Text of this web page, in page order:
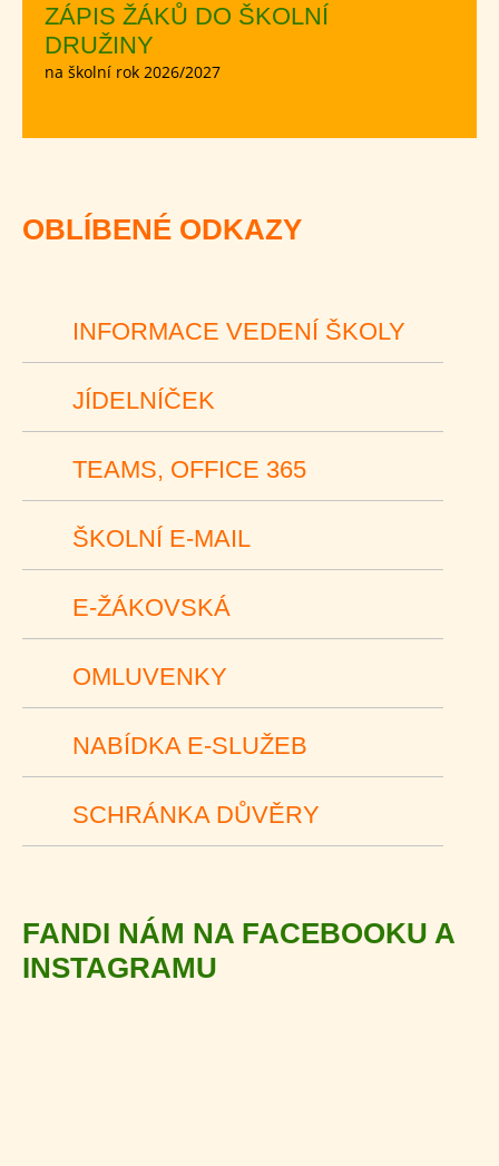
ZÁPIS ŽÁKŮ DO ŠKOLNÍ
DRUŽINY
na školní rok 2026/2027
OBLÍBENÉ ODKAZY
INFORMACE VEDENÍ ŠKOLY
JÍDELNÍČEK
TEAMS, OFFICE 365
ŠKOLNÍ E-MAIL
E-ŽÁKOVSKÁ
OMLUVENKY
NABÍDKA E-SLUŽEB
SCHRÁNKA DŮVĚRY
FANDI NÁM NA FACEBOOKU A
INSTAGRAMU